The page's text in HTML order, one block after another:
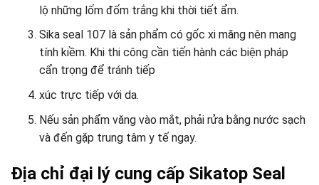
lộ những lốm đốm trắng khi thời tiết ẩm.
Sika seal 107 là sản phẩm có gốc xi măng nên mang
tính kiềm. Khi thi công cần tiến hành các biện pháp
cẩn trọng để tránh tiếp
xúc trực tiếp với da.
Nếu sản phẩm văng vào mắt, phải rửa bằng nước sạch
và đến gặp trung tâm y tế ngay.
Địa chỉ đại lý cung cấp Sikatop Seal